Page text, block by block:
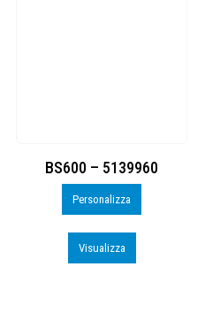
BS600 – 5139960
Personalizza
Visualizza